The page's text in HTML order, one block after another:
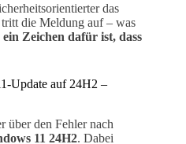
das
die Meldung auf – was
ein Zeichen dafür ist, dass
Update auf 24H2 –
über den Fehler nach
11 24H2. Dabei